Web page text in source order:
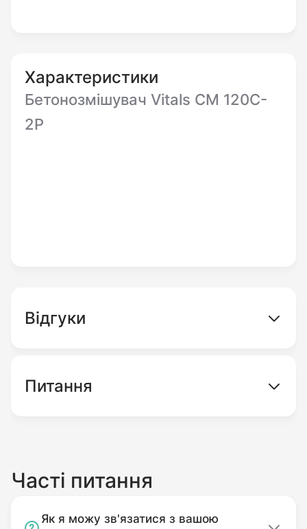
цільнотягнутими чашами, які рухаються
чавунною шестернею і перфорованим вінцем.
Загальна продуктивність при замішуванні
кожні 5 хвилин становить 0,84 кубічних
Характеристики
Бетонозмішувач Vitals CM 120C-
2P
Відгуки
Питання
Часті питання
Як я можу зв'язатися з вашою